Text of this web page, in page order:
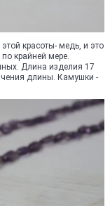
красоты- медь, и это
крайней мере.
Длина изделия 17
длины. Камушки -